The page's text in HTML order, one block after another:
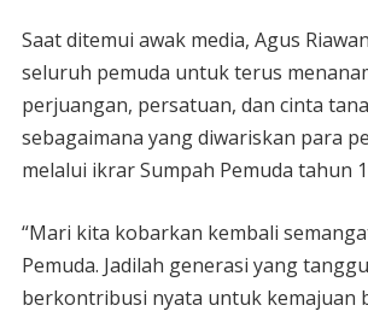
Saat ditemui awak media, Agus
seluruh pemuda untuk terus
perjuangan, persatuan, dan cinta
sebagaimana yang diwariskan para
melalui ikrar Sumpah Pemuda tahun
“Mari kita kobarkan kembali
Pemuda. Jadilah generasi yang
berkontribusi nyata untuk kemajuan